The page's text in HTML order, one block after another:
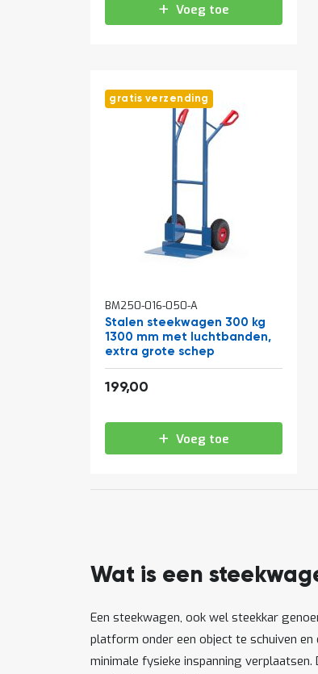
Voeg toe
gratis verzending
BM250-016-050-A
Stalen steekwagen 300 kg
1300 mm met luchtbanden,
extra grote schep
199,00
Voeg toe
Wat is een
Een steekwagen, ook wel steekkar
platform onder een object te schuiven
minimale fysieke inspanning